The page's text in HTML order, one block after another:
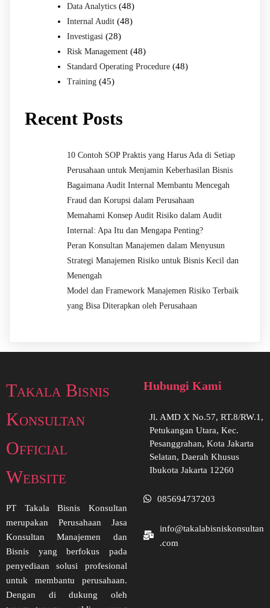
Data Analytics (48)
Internal Audit (48)
Investigasi (28)
Risk Management (48)
Standard Operating Procedure (48)
Training (45)
Recent Posts
10 Contoh SOP Praktis yang Harus Ada di Setiap
Perusahaan untuk Menjamin Keberhasilan Bisnis
Bagaimana Audit Internal Membantu Mencegah
Fraud dan Korupsi dalam Perusahaan
Memahami Konsep Audit Risiko dalam Audit
Internal: Apa Itu dan Mengapa Penting?
Peran Konsultan Manajemen dalam Menyusun
Strategi Manajemen Risiko untuk Bisnis Kecil dan
Menengah
Model dan Framework Manajemen Risiko Terbaik
yang Bisa Diterapkan oleh Perusahaan
Takala Bisnis
Konsultan
Official
Website
PT Takala Bisnis Konsultan
merupakan Perusahaan Jasa
Konsultan Manajemen dan
Bisnis yang berfokus pada
penyediaan solusi profesional
untuk membantu perusahaan.
Dengan di dukung oleh
Hubungi Kami
Jl. AMD X No.57, RT.8/RW.1,
Petukangan Utara, Kec.
Pesanggrahan, Kota Jakarta
Selatan, Daerah Khusus
Ibukota Jakarta 12260
085694737203
info@takalabisniskonsultan
.com